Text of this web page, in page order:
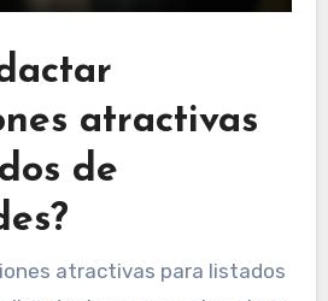
atractivas
de
atractivas para listados